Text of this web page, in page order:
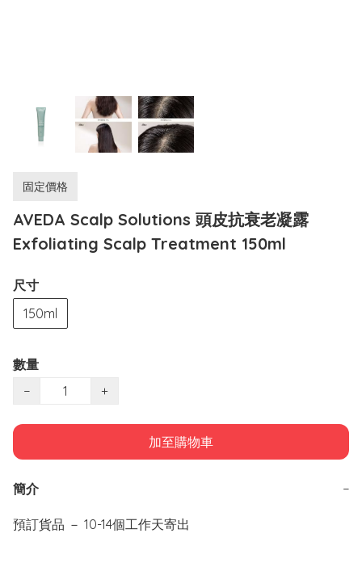
固定價格
AVEDA Scalp Solutions 頭皮抗衰老凝露
Exfoliating Scalp Treatment 150ml
尺寸
150ml
數量
−
+
加至購物車
簡介 −
預訂貨品 － 10-14個工作天寄出